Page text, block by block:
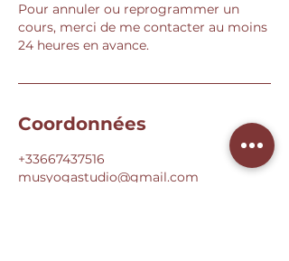
Pour annuler ou reprogrammer un
cours, merci de me contacter au moins
24 heures en avance.
Coordonnées
+33667437516
musyogastudio@gmail.com